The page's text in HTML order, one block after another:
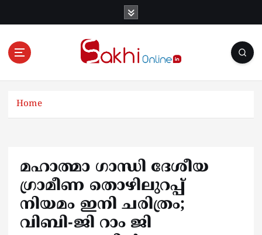
Online News Portal
Home
മഹാത്മാ ഗാന്ധി ദേശീയ
ഗ്രാമീണ തൊഴിലുറപ്പ്
നിയമം ഇനി ചരിത്രം;
വി‌ബി-ജി റാം ജി